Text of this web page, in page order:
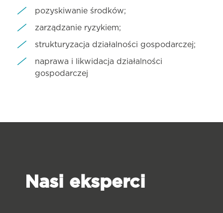
pozyskiwanie środków;
zarządzanie ryzykiem;
strukturyzacja działalności gospodarczej;
naprawa i likwidacja działalności
gospodarczej
Nasi eksperci